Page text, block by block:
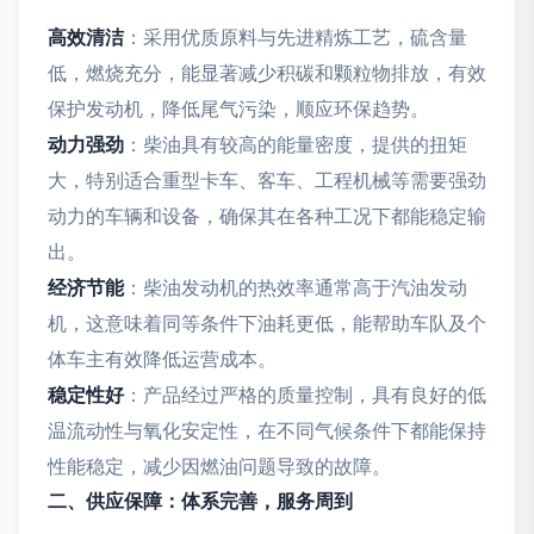
高效清洁：采用优质原料与先进精炼工艺，硫含量
低，燃烧充分，能显著减少积碳和颗粒物排放，有效
保护发动机，降低尾气污染，顺应环保趋势。
动力强劲 ：柴油具有较高的能量密度，提供的扭矩
大，特别适合重型卡车、客车、工程机械等需要强劲
动力的车辆和设备，确保其在各种工况下都能稳定输
出。
经济节能：柴油发动机的热效率通常高于汽油发动
机，这意味着同等条件下油耗更低，能帮助车队及个
体车主有效降低运营成本。
稳定性好：产品经过严格的质量控制，具有良好的低
温流动性与氧化安定性，在不同气候条件下都能保持
性能稳定，减少因燃油问题导致的故障。
二、供应保障：体系完善，服务周到